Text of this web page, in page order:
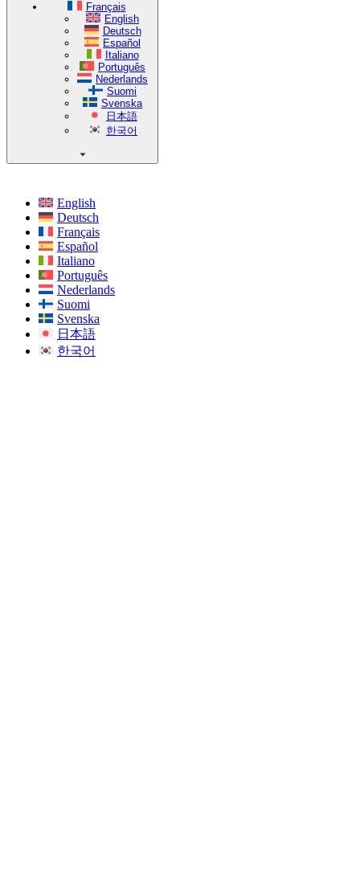
Français
English
Deutsch
Español
Italiano
Português
Nederlands
Suomi
Svenska
日本語
한국어
English
Deutsch
Français
Español
Italiano
Português
Nederlands
Suomi
Svenska
日本語
한국어